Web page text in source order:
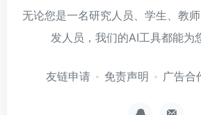
无论您是一名研究人员、学生、教
发人员，我们的AI工具都能为
友链申请 免责声明 广告合